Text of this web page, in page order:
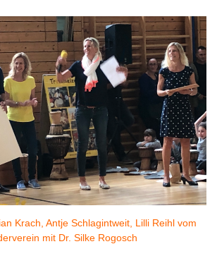
Krach, Antje Schlagintweit, Lilli Reihl vom
mit Dr. Silke Rogosch